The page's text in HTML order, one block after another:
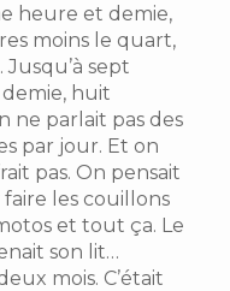
heure et demie,
moins le quart,
sept
huit
ne parlait pas des
par jour. Et on
pas. On pensait
faire les couillons
et tout ça. Le
son lit…
mois. C’était